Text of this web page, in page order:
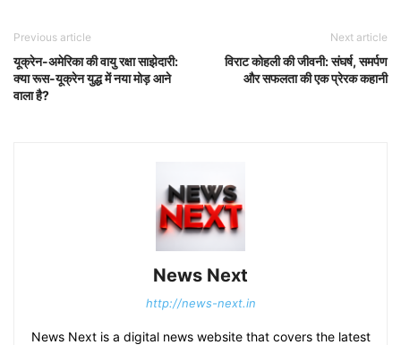
Previous article
यूक्रेन-अमेरिका की वायु रक्षा साझेदारी:
क्या रूस-यूक्रेन युद्ध में नया मोड़ आने
वाला है?
Next article
विराट कोहली की जीवनी: संघर्ष, समर्पण
और सफलता की एक प्रेरक कहानी
News Next
http://news-next.in
News Next is a digital news website that covers the latest